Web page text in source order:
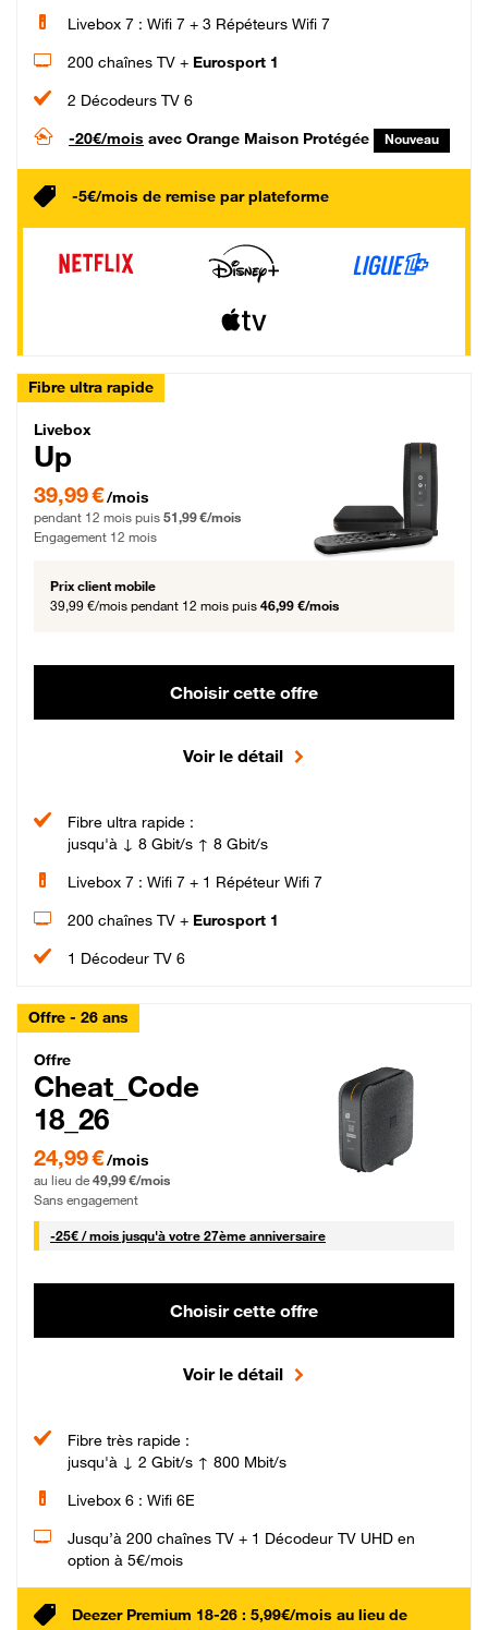
Livebox 7 : Wifi 7 + 3 Répéteurs Wifi 7
200 chaînes TV + Eurosport 1
2 Décodeurs TV 6
-20€/mois avec Orange Maison Protégée Nouveau
-5€/mois de remise par plateforme
Fibre ultra rapide
Livebox Up Fibre
Livebox
Up
39,99 € par mois pendant 12 mois puis 51,99 € par mois, Engagement 12 mois
39,99 €/mois
pendant 12 mois puis 51,99 €/mois
Engagement 12 mois
Prix client mobile
39,99 €/mois pendant 12 mois puis 46,99 €/mois
Choisir cette offre
Voir le détail
Fibre ultra rapide :
jusqu'à ↓ 8 Gbit/s ↑ 8 Gbit/s
Livebox 7 : Wifi 7 + 1 Répéteur Wifi 7
200 chaînes TV + Eurosport 1
1 Décodeur TV 6
Offre - 26 ans
Cheat_Code Fibre_18_26
Offre
Cheat_Code
18_26
24,99 € par mois pendant 0 mois puis 49,99 € par mois, Sans engagement
24,99 €/mois
au lieu de 49,99 €/mois
Sans engagement
-25€ / mois25 € par mois
jusqu'à votre 27ème anniversaire
Choisir cette offre
Voir le détail
Fibre très rapide :
jusqu'à ↓ 2 Gbit/s ↑ 800 Mbit/s
Livebox 6 : Wifi 6E
Jusqu’à 200 chaînes TV + 1 Décodeur TV UHD en
option à 5€/mois
Deezer Premium 18-26 : 5,99€/mois au lieu de